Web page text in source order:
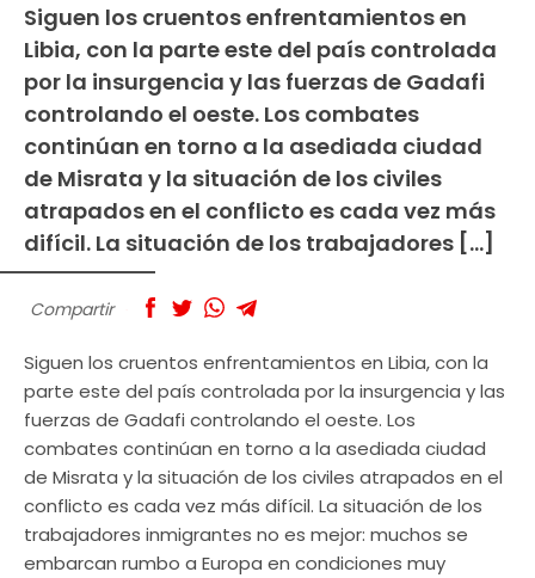
Siguen los cruentos enfrentamientos en
Libia, con la parte este del país controlada
por la insurgencia y las fuerzas de Gadafi
controlando el oeste. Los combates
continúan en torno a la asediada ciudad
de Misrata y la situación de los civiles
atrapados en el conflicto es cada vez más
difícil. La situación de los trabajadores […]
Compartir
Siguen los cruentos enfrentamientos en Libia, con la
parte este del país controlada por la insurgencia y las
fuerzas de Gadafi controlando el oeste. Los
combates continúan en torno a la asediada ciudad
de Misrata y la situación de los civiles atrapados en el
conflicto es cada vez más difícil. La situación de los
trabajadores inmigrantes no es mejor: muchos se
embarcan rumbo a Europa en condiciones muy